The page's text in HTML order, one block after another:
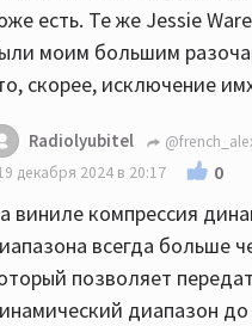
есть. Те же Jessie
моим большим
скорее, исключение
Radiolyubitel
декабря 2024 в 20:17
0
виниле компрессия
всегда больше
позволяет
диапазон